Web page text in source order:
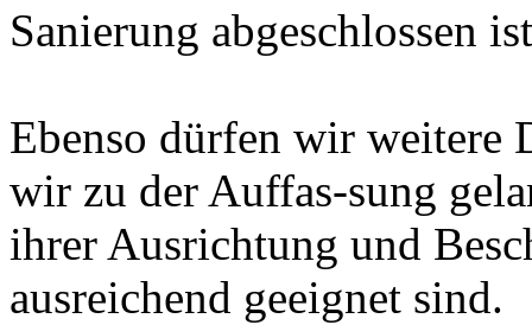
Sanierung abgeschlossen
Ebenso dürfen wir weitere
wir zu der Auffas-sung
ihrer Ausrichtung und
ausreichend geeignet sind.